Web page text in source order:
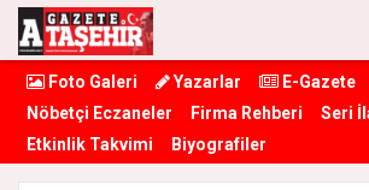
Foto Galeri Yazarlar E-Gazete
Nöbetçi Eczaneler
Firma Rehberi
Seri
Etkinlik Takvimi
Biyografiler